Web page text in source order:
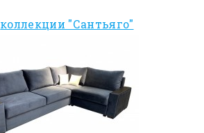
коллекции "Сантьяго"